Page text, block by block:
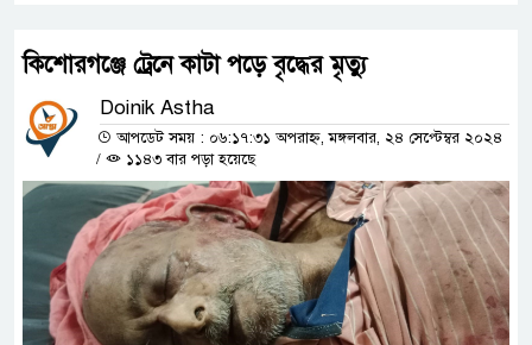
কিশোরগঞ্জে ট্রেনে কাটা পড়ে বৃদ্ধের মৃত্যু
Doinik Astha
আপডেট সময় : ০৬:১৭:৩১ অপরাহ্ন, মঙ্গলবার, ২৪ সেপ্টেম্বর ২০২৪
/
১১৪৩ বার পড়া হয়েছে